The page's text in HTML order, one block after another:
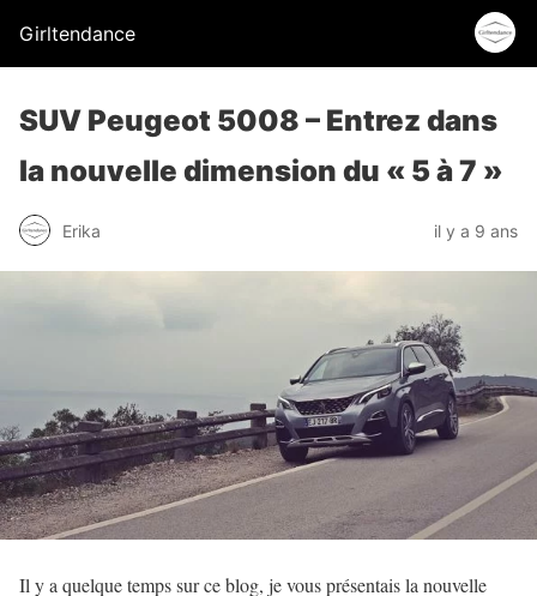
Girltendance
SUV Peugeot 5008 – Entrez dans
la nouvelle dimension du « 5 à 7 »
Erika il y a 9 ans
Il y a quelque temps sur ce blog, je vous présentais la nouvelle